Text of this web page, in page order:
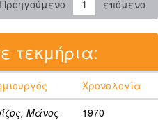
Προηγούμενο 1 επόμενο
τεκμήρια:
Χρονολογία
Μάνος 1970